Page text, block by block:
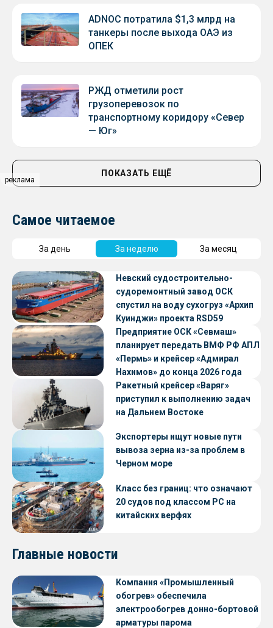
реклама
ADNOC потратила $1,3 млрд на
танкеры после выхода ОАЭ из
ОПЕК
РЖД отметили рост
грузоперевозок по
транспортному коридору «Север
— Юг»
ПОКАЗАТЬ ЕЩЁ
Самое читаемое
За день За неделю За месяц
Невский судостроительно-
судоремонтный завод ОСК
спустил на воду сухогруз «Архип
Куинджи» проекта RSD59
Предприятие ОСК «Севмаш»
планирует передать ВМФ РФ АПЛ
«Пермь» и крейсер «Адмирал
Нахимов» до конца 2026 года
Ракетный крейсер «Варяг»
приступил к выполнению задач
на Дальнем Востоке
Экспортеры ищут новые пути
вывоза зерна из-за проблем в
Черном море
Класс без границ: что означают
20 судов под классом РС на
китайских верфях
Главные новости
Компания «Промышленный
обогрев» обеспечила
электрообогрев донно-бортовой
арматуры парома